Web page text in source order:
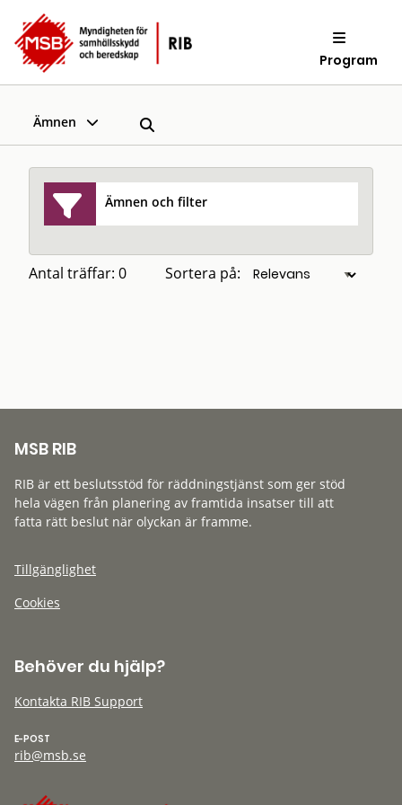
Program
Ämnen
Ämnen och filter
Antal träffar: 0 Sortera på:
MSB RIB
RIB är ett beslutsstöd för räddningstjänst som ger stöd
hela vägen från planering av framtida insatser till att
fatta rätt beslut när olyckan är framme.
Tillgänglighet
Cookies
Behöver du hjälp?
Kontakta RIB Support
E-POST
rib@msb.se